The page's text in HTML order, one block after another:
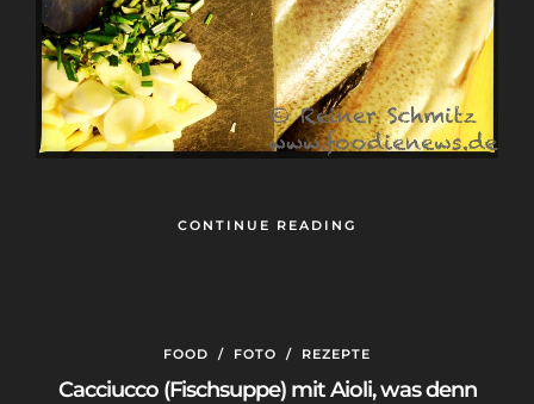
CONTINUE READING
FOOD / FOTO / REZEPTE
Cacciucco (Fischsuppe) mit Aioli, was denn